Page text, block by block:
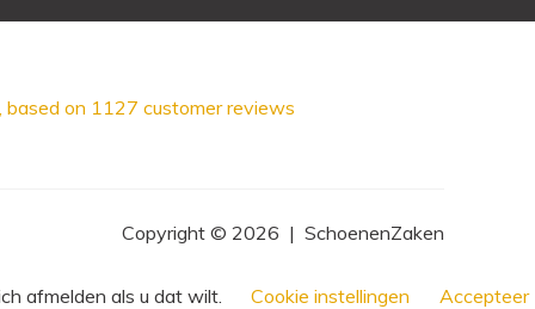
based on 1127 customer reviews
Copyright © 2026 | SchoenenZaken
afmelden als u dat wilt. Cookie instellingen Accepteer